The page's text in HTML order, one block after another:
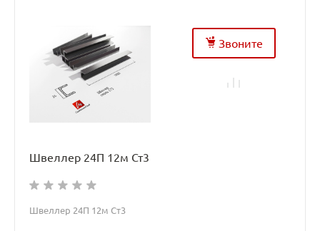
Звоните
Швеллер 24П 12м Ст3
Швеллер 24П 12м Ст3